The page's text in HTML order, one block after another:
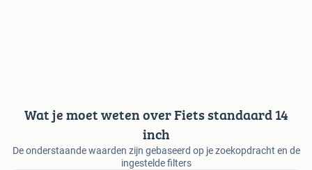
Wat je moet weten over Fiets standaard 14
inch
De onderstaande waarden zijn gebaseerd op je zoekopdracht en de
ingestelde filters